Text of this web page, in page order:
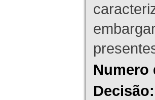
Numero
Decisão: